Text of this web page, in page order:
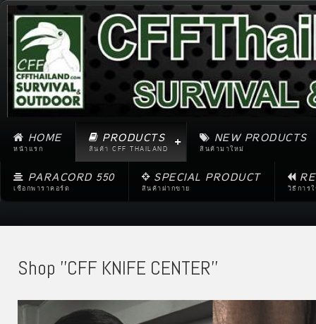
HOME
หน้าแรก
PRODUCTS
สินค้า CFF THAILAND
NEW PRODUCTS
สินค้ามาใหม่
PARACORD 550
เชือกพาราคอร์ด
SPECIAL PRODUCT
สินค้าฝากขาย วิธีการ
Shop ''CFF KNIFE CENTER''